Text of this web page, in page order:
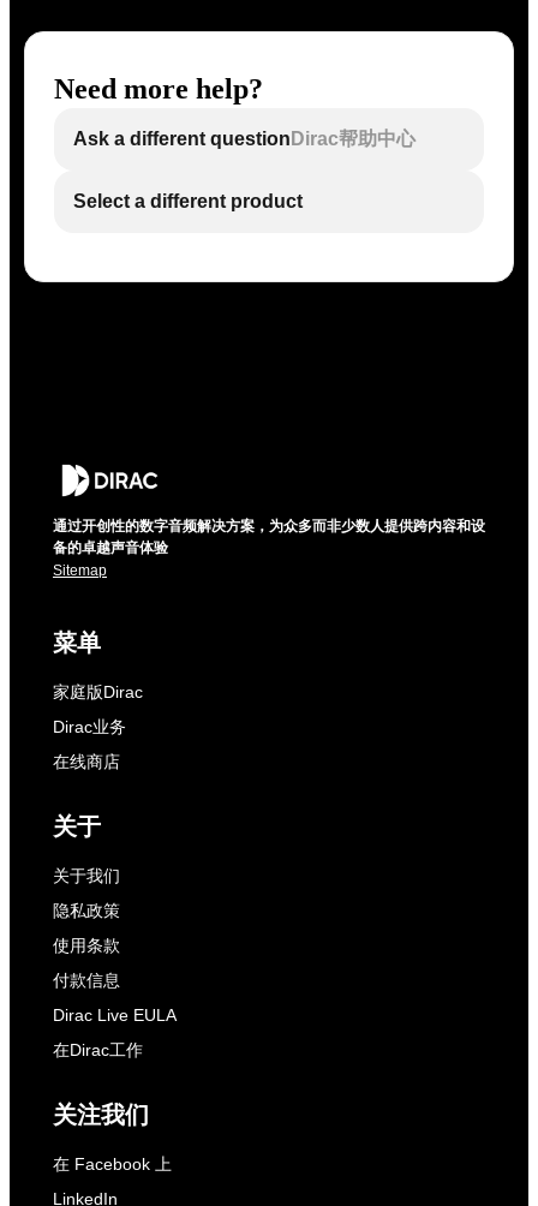
Need more help?
Ask a different question Dirac帮助中心
Select a different product
通过开创性的数字音频解决方案，为众多而非少数人提供跨内容和设
备的卓越声音体验
Sitemap
菜单
家庭版Dirac
Dirac业务
在线商店
关于
关于我们
隐私政策
使用条款
付款信息
Dirac Live EULA
在Dirac工作
关注我们
在 Facebook 上
LinkedIn